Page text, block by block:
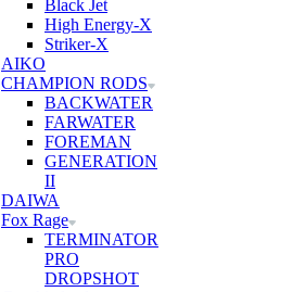
Black Jet
High Energy-X
Striker-X
AIKO
CHAMPION RODS
BACKWATER
FARWATER
FOREMAN
GENERATION
II
DAIWA
Fox Rage
TERMINATOR
PRO
DROPSHOT